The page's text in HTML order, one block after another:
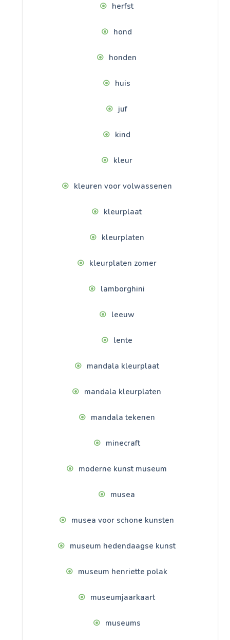
herfst
hond
honden
huis
juf
kind
kleur
kleuren voor volwassenen
kleurplaat
kleurplaten
kleurplaten zomer
lamborghini
leeuw
lente
mandala kleurplaat
mandala kleurplaten
mandala tekenen
minecraft
moderne kunst museum
musea
musea voor schone kunsten
museum hedendaagse kunst
museum henriette polak
museumjaarkaart
museums